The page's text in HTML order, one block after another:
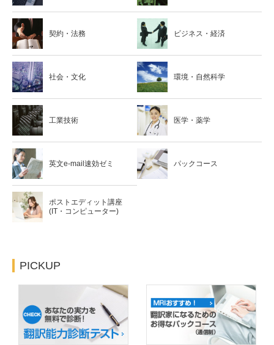
契約・法務 ビジネス・経済
社会・文化 環境・自然科学
工業技術 医学・薬学
英文e-mail速効ゼミ パックコース
ポストエディット講座
(IT・コンピューター)
PICKUP